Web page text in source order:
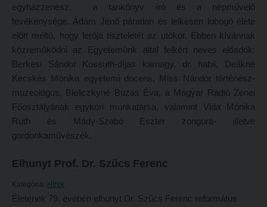
Tehetség - Hit - Identitás konferencia
Művészet határok nélkül
PedKaszt – Bethlen-pályázat
Galéria
Olvasás- és írástanítás komplex fonomimikával
SZOLGÁLTATÁSAINK
Károli Református Könyv- és Ajándékbolt
Liberty katalógus
Kányádi-verseny
Simonyi-verseny
Psallite énekverseny
Tanulva tanítani
Innováció a pedagógushivatásban
Tehetség - Hit - Identitás konferencia
Művészet határok nélkül
Olvasás- és írástanítás komplex fonomimikával
egyházzenész, a tankönyv író és a népművelő
tevékenysége. Ádám Jenő páratlan és lelkesen lobogó élete
előtt méltó, hogy lerója tiszteletét az utókor. Ebben kívánnak
közreműködni az Egyetemünk által felkért neves előadók:
Berkesi Sándor Kossuth-díjas karnagy, dr. habil. Deákné
Kecskés Mónika egyetemi docens, Miss Nándor történész-
muzeológus, Bieliczkyné Buzás Éva, a Magyar Rádió Zenei
Főosztályának egykori munkatársa, valamint Vida Mónika
Ruth és Mády-Szabó Eszter zongora- illetve
gordonkaművészek.
Elhunyt Prof. Dr. Szűcs Ferenc
Kategória: Hírek
Életének 79. évében elhunyt Dr. Szűcs Ferenc református